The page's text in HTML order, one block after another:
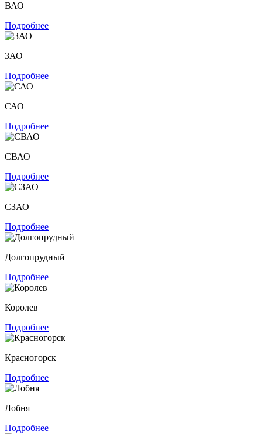
ВАО
Подробнее
ЗАО
Подробнее
САО
Подробнее
СВАО
Подробнее
СЗАО
Подробнее
Долгопрудный
Подробнее
Королев
Подробнее
Красногорск
Подробнее
Лобня
Подробнее